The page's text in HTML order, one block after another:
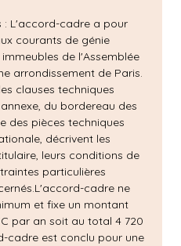
: L'accord-cadre a pour
courants de génie
de l'Assemblée
arrondissement de Paris.
clauses techniques
du bordereau des
des pièces techniques
décrivent les
leurs conditions de
particulières
cadre ne
et fixe un montant
par an soit au total 4 720
cadre est conclu pour une